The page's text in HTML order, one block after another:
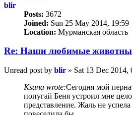
blir
Posts: 3672
Joined: Sun 25 May 2014, 19:59
Location: Мурманская область
Re: Наши любимые
Unread post by blir » Sat 13 Dec 2014,
Ksana wrote:Сегодня мой
попугай Беня устроил мне
представление. Жаль не